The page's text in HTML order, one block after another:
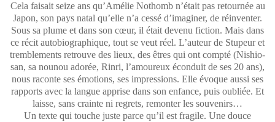
Cela faisait seize ans qu’Amélie Nothomb n’était pas retournée au
Japon, son pays natal qu’elle n’a cessé d’imaginer, de réinventer.
Sous sa plume et dans son cœur, il était devenu fiction. Mais dans
ce récit autobiographique, tout se veut réel. L’auteur de Stupeur et
tremblements retrouve des lieux, des êtres qui ont compté (Nishio-
san, sa nounou adorée, Rinri, l’amoureux éconduit de ses 20 ans),
nous raconte ses émotions, ses impressions. Elle évoque aussi ses
rapports avec la langue apprise dans son enfance, puis oubliée. Et
laisse, sans crainte ni regrets, remonter les souvenirs…
Un texte qui touche juste parce qu’il est fragile. Une douce